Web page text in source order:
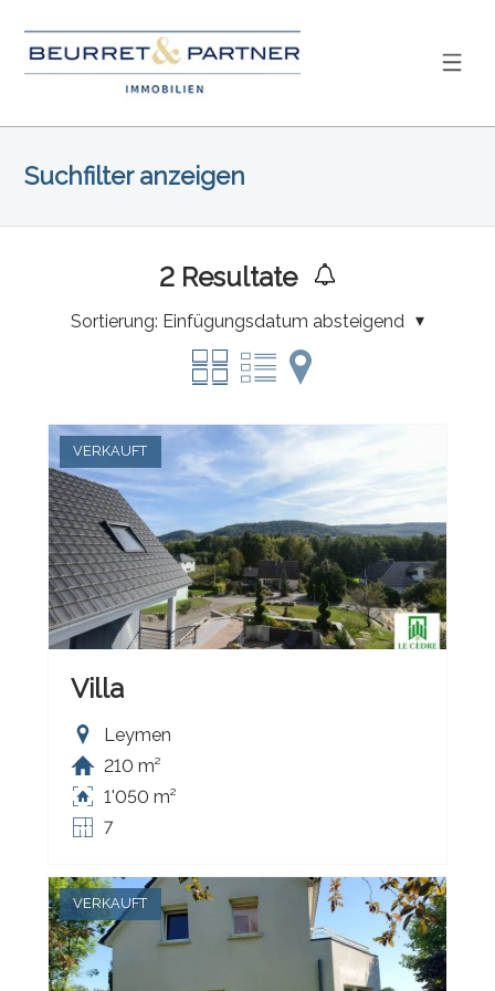
Suchfilter anzeigen
2Resultate
Sortierung: Einfügungsdatum absteigend
VERKAUFT
Villa
Leymen
210 m²
1'050 m²
7
VERKAUFT